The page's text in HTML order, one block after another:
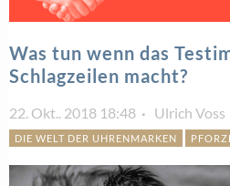
Was tun wenn das
Schlagzeilen macht?
22. Okt.. 2018 18:48 Ulrich Voss
DIE WELT DER UHRENMARKEN